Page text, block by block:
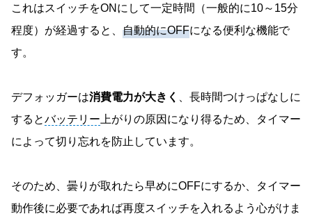
これはスイッチをONにして一定時間（一般的に10～15分
程度）が経過すると、 自動的にOFFになる便利な機能で
す。
デフォッガーは消費電力が大きく
、長時間つけっぱなしに
するとバッテリー 上がりの原因になり得るため、タイマー
によって切り忘れを防止しています。
そのため、曇りが取れたら早めにOFFにするか、タイマー
動作後に必要であれば再度スイッチを入れるよう心がけま